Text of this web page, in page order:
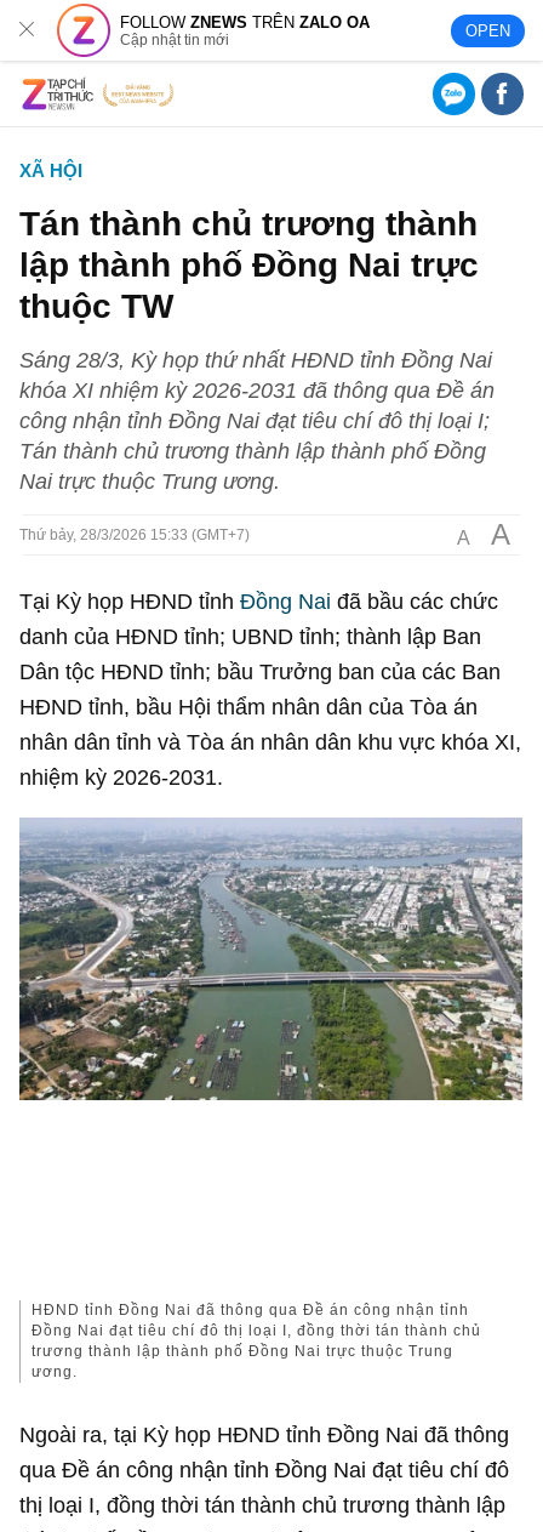
FOLLOWZNEWS TRÊNZALO OA
Cập nhật tin mới OPEN
XÃ HỘI
Tán thành chủ trương thành
lập thành phố Đồng Nai trực
thuộc TW
Sáng 28/3, Kỳ họp thứ nhất HĐND tỉnh Đồng Nai
khóa XI nhiệm kỳ 2026-2031 đã thông qua Đề án
công nhận tỉnh Đồng Nai đạt tiêu chí đô thị loại I;
Tán thành chủ trương thành lập thành phố Đồng
Nai trực thuộc Trung ương.
Thứ bảy, 28/3/2026 15:33 (GMT+7) A A
Tại Kỳ họp HĐND tỉnhĐồng Nai đã bầu các chức
danh của HĐND tỉnh; UBND tỉnh; thành lập Ban
Dân tộc HĐND tỉnh; bầu Trưởng ban của các Ban
HĐND tỉnh, bầu Hội thẩm nhân dân của Tòa án
nhân dân tỉnh và Tòa án nhân dân khu vực khóa XI,
nhiệm kỳ 2026-2031.
HĐND tỉnh Đồng Nai đã thông qua Đề án công nhận tỉnh
Đồng Nai đạt tiêu chí đô thị loại I, đồng thời tán thành chủ
trương thành lập thành phố Đồng Nai trực thuộc Trung
ương.
Ngoài ra, tại Kỳ họp HĐND tỉnh Đồng Nai đã thông
qua Đề án công nhận tỉnh Đồng Nai đạt tiêu chí đô
thị loại I, đồng thời tán thành chủ trương thành lập